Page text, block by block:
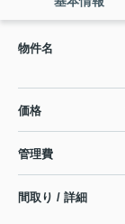
物件名
価格
管理費
間取り / 詳細